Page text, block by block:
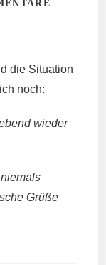
die Situation
noch:
wieder
Grüße